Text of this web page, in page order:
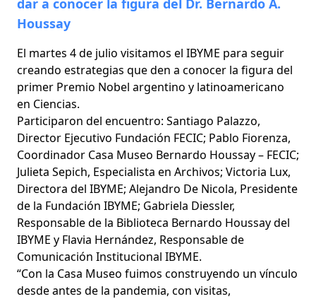
dar a conocer la figura del Dr. Bernardo A.
Houssay
El martes 4 de julio visitamos el IBYME para seguir
creando estrategias que den a conocer la figura del
primer Premio Nobel argentino y latinoamericano
en Ciencias.
Participaron del encuentro: Santiago Palazzo,
Director Ejecutivo Fundación FECIC; Pablo Fiorenza,
Coordinador Casa Museo Bernardo Houssay – FECIC;
Julieta Sepich, Especialista en Archivos; Victoria Lux,
Directora del IBYME; Alejandro De Nicola, Presidente
de la Fundación IBYME; Gabriela Diessler,
Responsable de la Biblioteca Bernardo Houssay del
IBYME y Flavia Hernández, Responsable de
Comunicación Institucional IBYME.
“Con la Casa Museo fuimos construyendo un vínculo
desde antes de la pandemia, con visitas,